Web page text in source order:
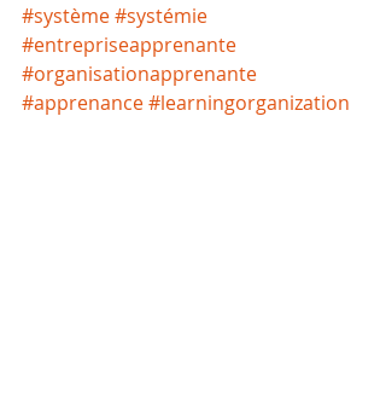
#système#systémie
#entrepriseapprenante
#organisationapprenante
#apprenance#learningorganization